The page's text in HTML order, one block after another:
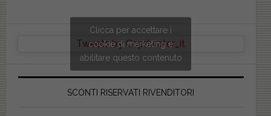
Tweets by Copriwater_it
Clicca per accettare i
cookie di marketing e
abilitare questo contenuto
SCONTI RISERVATI RIVENDITORI